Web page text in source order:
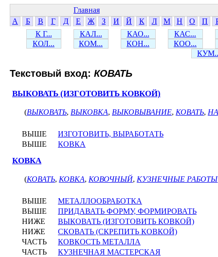
Главная
А
Б В Г Д Е Ж З И Й К Л М Н О П
К Г...
КАЛ... КАО...
КАС...
КОЛ...
КОМ... КОН...
КОО...
Текстовый вход: КОВАТЬ
ВЫКОВАТЬ (ИЗГОТОВИТЬ КОВКОЙ)
(ВЫКОВАТЬ, ВЫКОВКА, ВЫКОВЫВАНИЕ, КОВАТЬ,
ВЫШЕ
ИЗГОТОВИТЬ, ВЫРАБОТАТЬ
ВЫШЕ
КОВКА
КОВКА
(КОВАТЬ, КОВКА, КОВОЧНЫЙ, КУЗНЕЧНЫЕ РАБОТЫ
ВЫШЕ
МЕТАЛЛООБРАБОТКА
ВЫШЕ
ПРИДАВАТЬ ФОРМУ, ФОРМИРОВАТЬ
НИЖЕ
ВЫКОВАТЬ (ИЗГОТОВИТЬ КОВКОЙ)
НИЖЕ
СКОВАТЬ (СКРЕПИТЬ КОВКОЙ)
ЧАСТЬ
КОВКОСТЬ МЕТАЛЛА
ЧАСТЬ
КУЗНЕЧНАЯ МАСТЕРСКАЯ